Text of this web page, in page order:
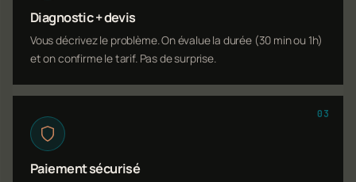
Diagnostic + devis
Vous décrivez le problème. On évalue la durée (30 min ou 1h)
et on confirme le tarif. Pas de surprise.
03
Paiement sécurisé